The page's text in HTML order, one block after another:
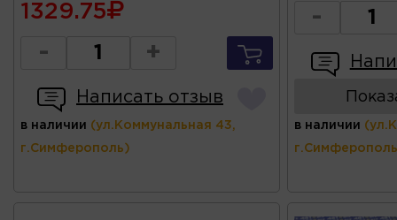
1329.75
- +
Написать отзыв
в наличии (ул.Коммунальная 43,
г.Симферополь)
-
в наличии